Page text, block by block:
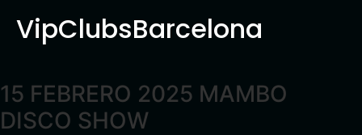
VipClubsBarcelona
15 FEBRERO 2025 MAMBO
DISCO SHOW